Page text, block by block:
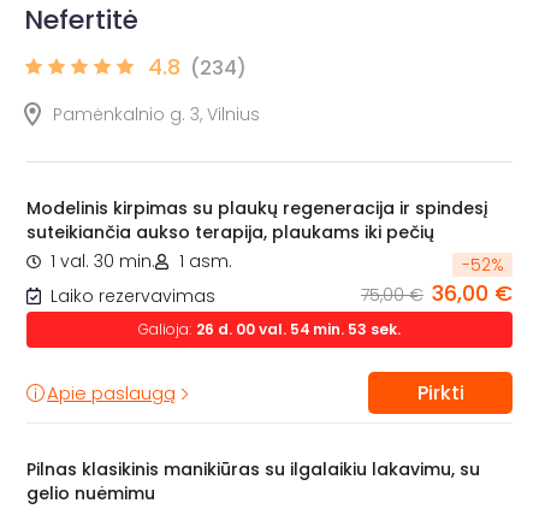
Nefertitė
4.8 (234)
Pamėnkalnio g. 3, Vilnius
Modelinis kirpimas su plaukų regeneracija ir spindesį
suteikiančia aukso terapija, plaukams iki pečių
1 val. 30 min.
1 asm.
Laiko rezervavimas
-52%
75,00 € 36,00 €
Galioja: 26 d. 00val. 54 min. 52 sek.
Apie paslaugą Pirkti
Pilnas klasikinis manikiūras su ilgalaikiu lakavimu, su
gelio nuėmimu